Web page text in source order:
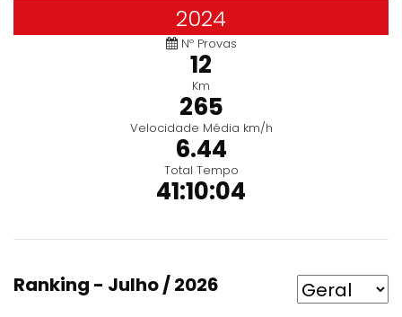
2024
Nº Provas
12
Km
265
Velocidade Média km/h
6.44
Total Tempo
41:10:04
Ranking - Julho / 2026